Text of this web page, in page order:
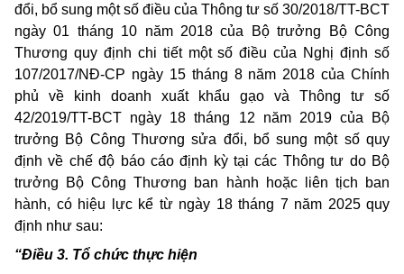
đổi, bổ sung một số điều của Thông tư số 30/2018/TT-BCT
ngày 01 tháng 10 năm 2018 của Bộ trưởng Bộ Công
Thương quy định chi tiết một số điều của Nghị định số
107/2017/NĐ-CP ngày 15 tháng 8 năm 2018 của Chính
phủ về kinh doanh xuất khẩu gạo và Thông tư số
42/2019/TT-BCT ngày 18 tháng 12 năm 2019 của Bộ
trưởng Bộ Công Thương sửa đổi, bổ sung một số quy
định về chế độ báo cáo định kỳ tại các Thông tư do Bộ
trưởng Bộ Công Thương ban hành hoặc liên tịch ban
hành, có hiệu lực kể từ ngày 18 tháng 7 năm 2025 quy
định như sau:
“Điều 3. Tổ chức thực hiện